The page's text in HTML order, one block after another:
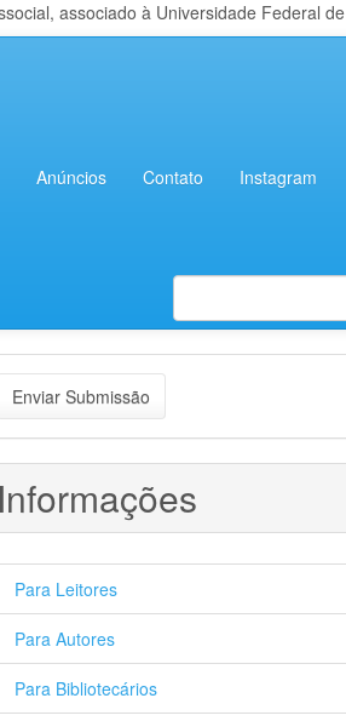
associado à Universidade Federal
Anúncios Contato Instagram
Enviar Submissão
Para Leitores
Para Autores
Para Bibliotecários